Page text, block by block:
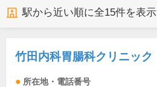
駅から近い順に全15件を表示
竹田内科胃腸科クリニック
所在地・電話番号